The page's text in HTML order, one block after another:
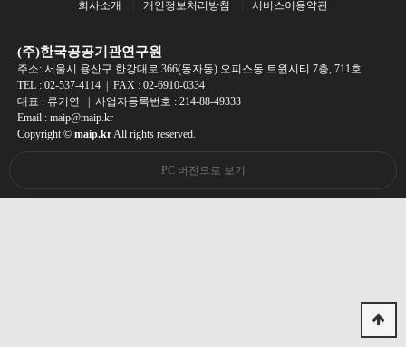
회사소개 개인정보처리방침 서비스이용약관
(주)한국공공기관연구원
주소: 서울시 용산구 한강대로 366(동자동) 오피스동 트윈시티 7층, 711호
TEL : 02-537-4114| FAX : 02-6910-0334
대표 : 류기연 | 사업자등록번호 : 214-88-49333
Email : maip@maip.kr
Copyright © maip.krAll rights reserved.
PC 버전으로 보기